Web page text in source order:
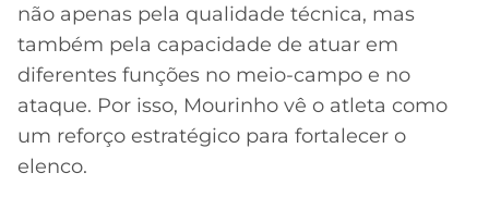
não apenas pela qualidade técnica, mas
também pela capacidade de atuar em
diferentes funções no meio-campo e no
ataque. Por isso, Mourinho vê o atleta como
um reforço estratégico para fortalecer o
elenco.